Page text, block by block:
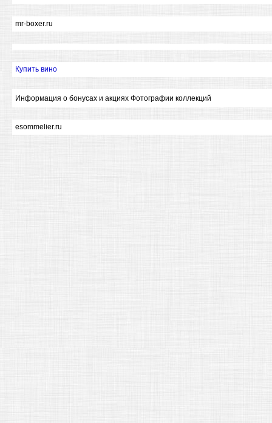
mr-boxer.ru
Купить вино
Информация о бонусах и акциях Фотографии коллекций
esommelier.ru